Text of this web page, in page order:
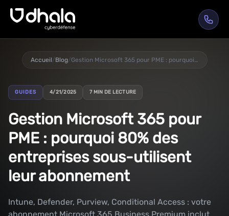
Accueil/Blog/ Gestion Microsoft 365 pour PME : pourquoi 80% des entreprises sous-utilisent leur abonnement
GUIDES 4/21/2025 7 MIN DE LECTURE
Gestion Microsoft 365 pour
PME : pourquoi 80% des
entreprises sous-utilisent
leur abonnement
Intune, Defender, Purview, Conditional Access : votre